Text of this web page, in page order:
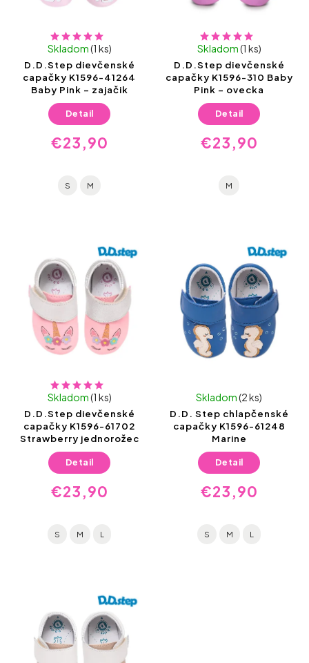
D.D.Step dievčenské
capačky K1596-41264
Baby Pink – zajačik
Skladom(1 ks)
€23,90
Detail
S M
D.D.Step dievčenské
capačky K1596-310 Baby
Pink – ovecka
Skladom(1 ks)
€23,90
Detail
M
D.D.Step dievčenské
capačky K1596-61702
Strawberry jednorožec
Skladom(1 ks)
€23,90
Detail
S M L
D.D. Step chlapčenské
capačky K1596-61248
Marine
Skladom(2 ks)
€23,90
Detail
S M L